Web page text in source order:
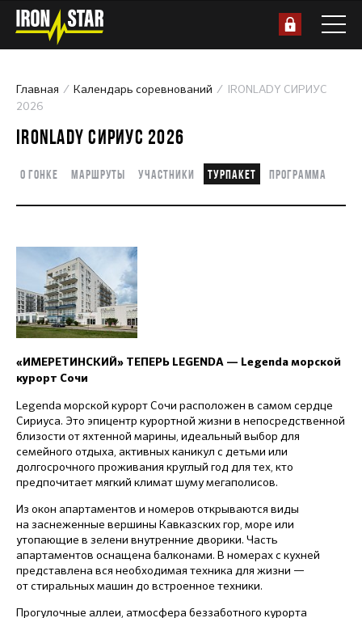
Главная Календарь соревнований
IRONLADY СИРИУС
2026
IRONLADY СИРИУС 2026
О гонке Маршруты Участники Турпакет Программа
«ИМЕРЕТИНСКИЙ» ТЕПЕРЬ LEGENDA — Legenda морской
курорт Сочи
Legenda морской курорт Сочи расположен в самом сердце
Сириуса. Это эпицентр курортной жизни в непосредственной
близости от яхтенной марины, идеальный выбор для
семейного отдыха, активных каникул с детьми или
долгосрочного проживания круглый год для тех, кто
предпочитает мягкий климат шуму мегаполисов.
Из окон апартаментов и номеров открываются виды
на заснеженные вершины Кавказских гор, море или
утопающие в зелени внутренние дворики. Часть
апартаментов оснащена балконами. В номерах с кухней
представлена вся необходимая техника для жизни —
от стиральных машин до встроенное техники.
Прогулочные аллеи, атмосфера беззаботного курорта